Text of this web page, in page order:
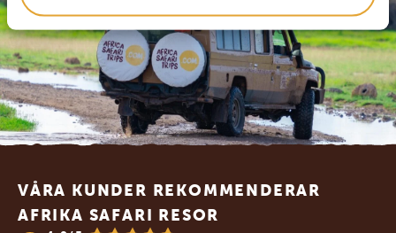
VÅRA KUNDER REKOMMENDERAR
AFRIKA SAFARI RESOR